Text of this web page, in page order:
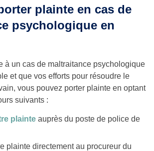
plainte en cas de
psychologique en
à un cas de maltraitance psychologique
et que vos efforts pour résoudre le
vous pouvez porter plainte en optant
suivants :
plainte auprès du poste de police de
plainte directement au procureur du